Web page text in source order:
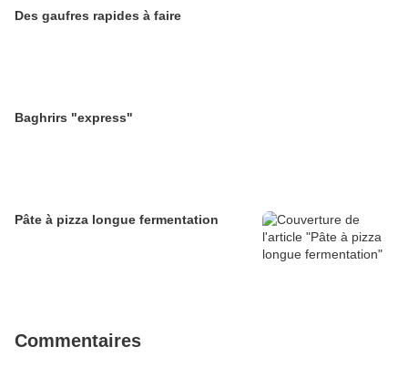
Des gaufres rapides à faire
Baghrirs "express"
Pâte à pizza longue fermentation
Commentaires